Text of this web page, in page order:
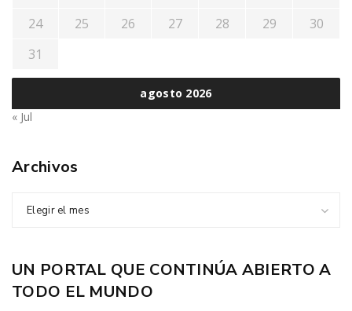
agosto 2026
24
25 26 27 28 29
30
31
« Jul
Archivos
Elegir el mes
UN PORTAL QUE CONTINÚA ABIERTO A
TODO EL MUNDO